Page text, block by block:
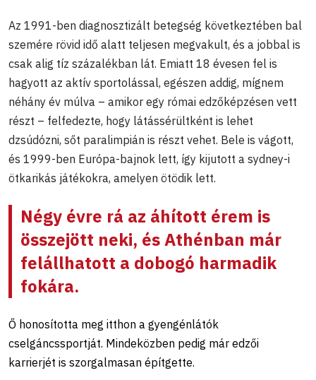
Az 1991-ben diagnosztizált betegség következtében bal
szemére rövid idő alatt teljesen megvakult, és a jobbal is
csak alig tíz százalékban lát. Emiatt 18 évesen fel is
hagyott az aktív sportolással, egészen addig, mígnem
néhány év múlva – amikor egy római edzőképzésen vett
részt – felfedezte, hogy látássérültként is lehet
dzsúdózni, sőt paralimpián is részt vehet. Bele is vágott,
és 1999-ben Európa-bajnok lett, így kijutott a sydney-i
ötkarikás játékokra, amelyen ötödik lett.
Négy évre rá az áhított érem is
összejött neki, és Athénban már
felállhatott a dobogó harmadik
fokára.
Ő honosította meg itthon a gyengénlátók
cselgáncssportját. Mindeközben pedig már edzői
karrierjét is szorgalmasan építgette.